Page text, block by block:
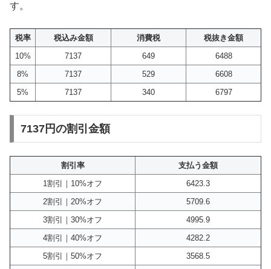
す。
税率 税込み金額 消費税
税抜き金額
10%
7137 649
6488
8%
7137 529
6608
5%
7137 340 6797
7137円の割引金額
割引率
支払う金額
1割引｜10%オフ
6423.3
2割引｜20%オフ
5709.6
3割引｜30%オフ
4995.9
4割引｜40%オフ
4282.2
5割引｜50%オフ
3568.5